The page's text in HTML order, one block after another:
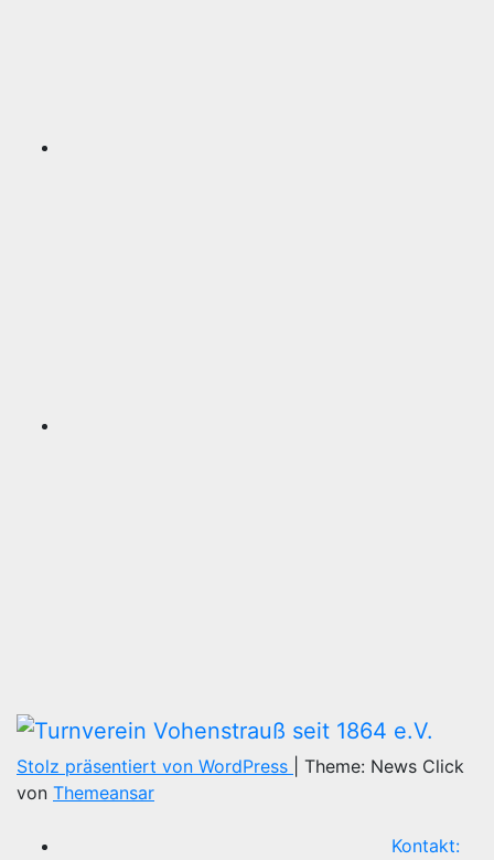
Stolz präsentiert von WordPress
Theme: News Click
von Themeansar
Kontakt: